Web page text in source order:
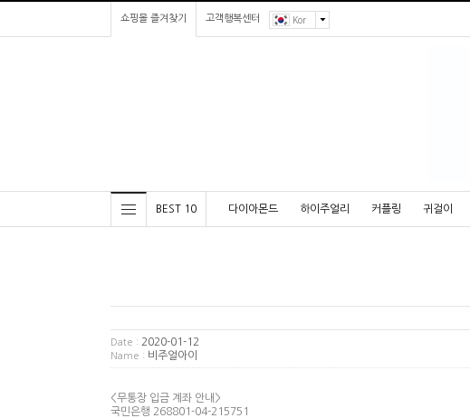
쇼핑몰 즐겨찾기 고객행복센터 Kor
BEST 10 다이아몬드 하이주얼리 커플링 귀걸이
Date : 2020-01-12
Name : 비주얼아이
<무통장 입금 계좌 안내>
국민은행 268801-04-215751